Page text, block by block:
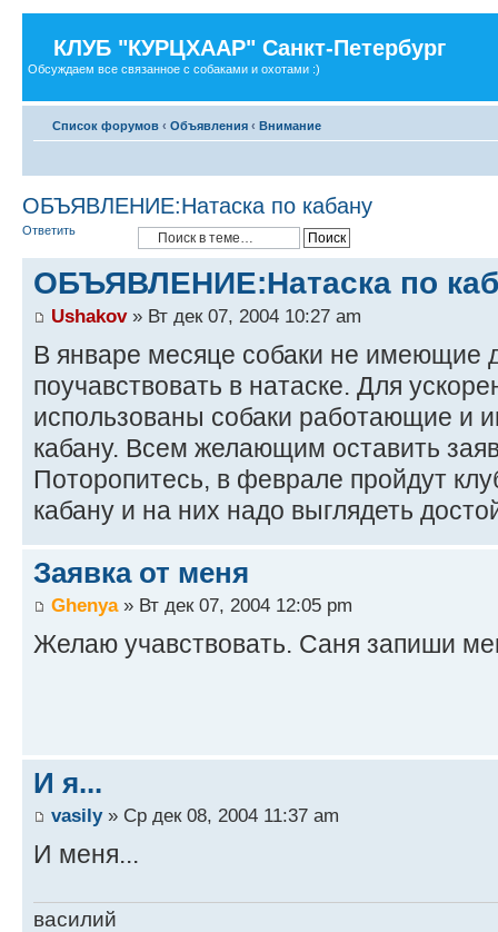
КЛУБ "КУРЦХААР" Санкт-Петербург
Обсуждаем все связанное с собаками и охотами :)
Список форумов ‹ Объявления ‹ Внимание
ОБЪЯВЛЕНИЕ:Натаска по кабану
Ответить
ОБЪЯВЛЕНИЕ:Натаска по
Ushakov» Вт дек 07, 2004 10:27 am
В январе месяце собаки не имеющие
поучавствовать в натаске. Для
использованы собаки работающие и
кабану. Всем желающим оставить
Поторопитесь, в феврале пройдут
кабану и на них надо выглядеть
Заявка от меня
Ghenya» Вт дек 07, 2004 12:05 pm
Желаю учавствовать. Саня запиши
И я...
vasily» Ср дек 08, 2004 11:37 am
И меня...
василий